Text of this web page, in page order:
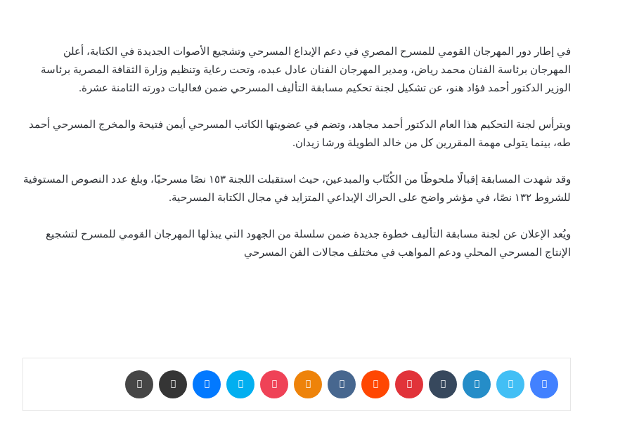
في إطار دور المهرجان القومي للمسرح المصري في دعم الإبداع المسرحي وتشجيع الأصوات الجديدة في الكتابة، أعلن
المهرجان برئاسة الفنان محمد رياض، ومدير المهرجان الفنان عادل عبده، وتحت رعاية وتنظيم وزارة الثقافة المصرية برئاسة
الوزير الدكتور أحمد فؤاد هنو، عن تشكيل لجنة تحكيم مسابقة التأليف المسرحي ضمن فعاليات دورته الثامنة عشرة.
ويترأس لجنة التحكيم هذا العام الدكتور أحمد مجاهد، وتضم في عضويتها الكاتب المسرحي أيمن فتيحة والمخرج المسرحي أحمد
طه، بينما يتولى مهمة المقررين كل من خالد الطويلة ورشا زيدان.
وقد شهدت المسابقة إقبالًا ملحوظًا من الكُتّاب والمبدعين، حيث استقبلت اللجنة ١٥٣ نصًا مسرحيًا، وبلغ عدد النصوص المستوفية
للشروط ١٣٢ نصًا، في مؤشر واضح على الحراك الإبداعي المتزايد في مجال الكتابة المسرحية.
ويُعد الإعلان عن لجنة مسابقة التأليف خطوة جديدة ضمن سلسلة من الجهود التي يبذلها المهرجان القومي للمسرح لتشجيع
الإنتاج المسرحي المحلي ودعم المواهب في مختلف مجالات الفن المسرحي
فيسبوك تويتر لينكدإن بينتيريست Odnoklassniki
بوكيت سكايب ماسنجر مشاركة عبر البريد